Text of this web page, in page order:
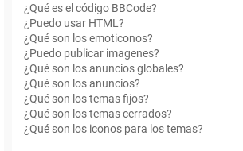
¿Qué es el código BBCode?
¿Puedo usar HTML?
¿Qué son los emoticonos?
¿Puedo publicar imagenes?
¿Qué son los anuncios globales?
¿Qué son los anuncios?
¿Qué son los temas fijos?
¿Qué son los temas cerrados?
¿Qué son los iconos para los temas?